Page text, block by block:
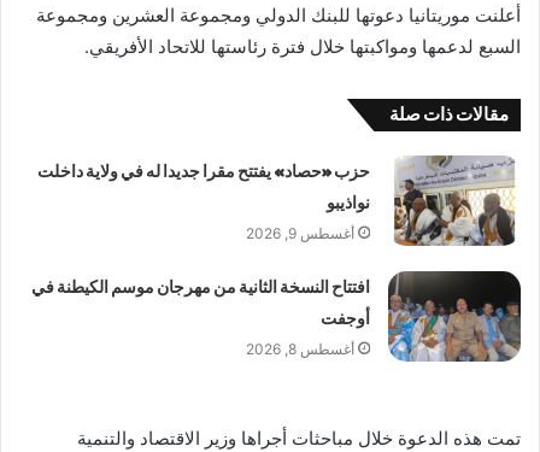
أعلنت موريتانيا دعوتها للبنك الدولي ومجموعة العشرين ومجموعة
السبع لدعمها ومواكبتها خلال فترة رئاستها للاتحاد الأفريقي.
مقالات ذات صلة
حزب «حصاد» يفتتح مقرا جديدا له في ولاية داخلت
نواذيبو
أغسطس 9, 2026
افتتاح النسخة الثانية من مهرجان موسم الكيطنة في
أوجفت
أغسطس 8, 2026
تمت هذه الدعوة خلال مباحثات أجراها وزير الاقتصاد والتنمية